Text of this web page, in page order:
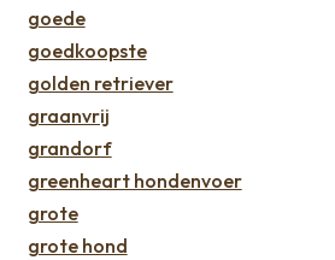
goede
goedkoopste
golden retriever
graanvrij
grandorf
greenheart hondenvoer
grote
grote hond